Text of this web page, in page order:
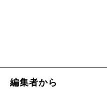
編集者から